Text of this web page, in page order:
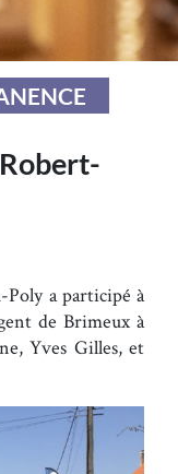
Poly a participé à
de Brimeux à
Yves Gilles, et